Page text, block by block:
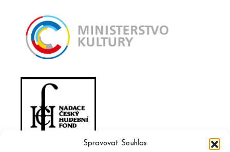
Spravovat Souhlas